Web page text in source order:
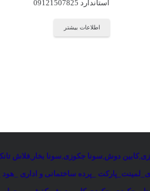
استاندارد 09121507825
اطلاعات بیشتر
,کابین دوش سونا جکوزی سونا بخار فلاش
_پرده ساختمانی و اداری
هود